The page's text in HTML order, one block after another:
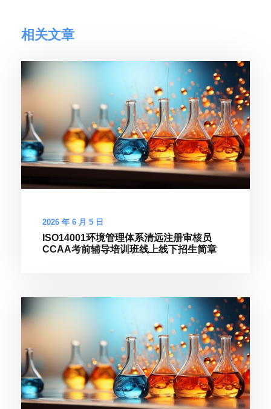
相关文章
2026 年 6 月 5 日
ISO14001环境管理体系清远注册审核员
CCAA考前辅导培训班线上线下招生简章